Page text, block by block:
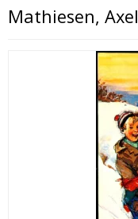
Mathiesen, Axel